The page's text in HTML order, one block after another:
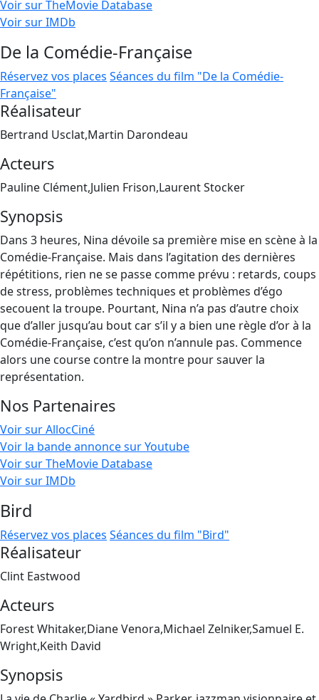
Voir sur TheMovie Database
Voir sur IMDb
De la Comédie-Française
Réservez vos places Séances du film "De la Comédie-
Française"
Réalisateur
Bertrand Usclat,Martin Darondeau
Acteurs
Pauline Clément,Julien Frison,Laurent Stocker
Synopsis
Dans 3 heures, Nina dévoile sa première mise en scène à la
Comédie-Française. Mais dans l’agitation des dernières
répétitions, rien ne se passe comme prévu : retards, coups
de stress, problèmes techniques et problèmes d’égo
secouent la troupe. Pourtant, Nina n’a pas d’autre choix
que d’aller jusqu’au bout car s’il y a bien une règle d’or à la
Comédie-Française, c’est qu’on n’annule pas. Commence
alors une course contre la montre pour sauver la
représentation.
Nos Partenaires
Voir sur AllocCiné
Voir la bande annonce sur Youtube
Voir sur TheMovie Database
Voir sur IMDb
Bird
Réservez vos places Séances du film "Bird"
Réalisateur
Clint Eastwood
Acteurs
Forest Whitaker,Diane Venora,Michael Zelniker,Samuel E.
Wright,Keith David
Synopsis